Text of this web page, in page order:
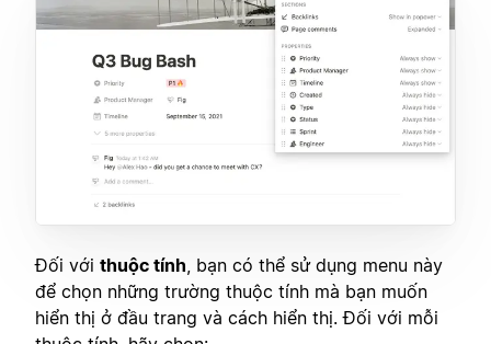
Đối với thuộc tính, bạn có thể sử dụng menu này
để chọn những trường thuộc tính mà bạn muốn
hiển thị ở đầu trang và cách hiển thị. Đối với mỗi